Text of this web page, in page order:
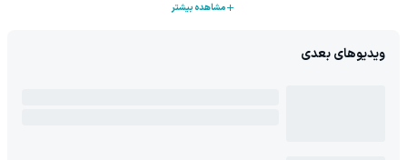
مشاهده بیشتر
ویدیوهای بعدی